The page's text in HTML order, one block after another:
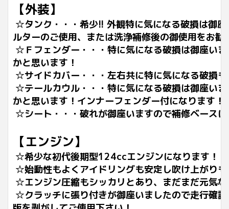
【外装】
☆タンク・・・希少!! 外観特に気になる破損は御
ルターのご使用、または洗浄補修後の御使用をお
☆Ｆフェンダー・・・特に気になる破損は御座い
かと思います！
☆サイドカバー・・・左右共に特に気になる破損
☆テールカウル・・・特に気になる破損は御座い
かと思います！インナーフェンダー付になります！
☆シート・・・破れが御座いますので補修ベース
【エンジン】
☆希少な初代後期型124ccエンジンになります！
☆始動性もよくアイドリングも安定し吹け上がり
☆エンジン圧縮もシッカリとあり、まだまだ元気
☆クラッチに張り付きが御座いましたので走行確